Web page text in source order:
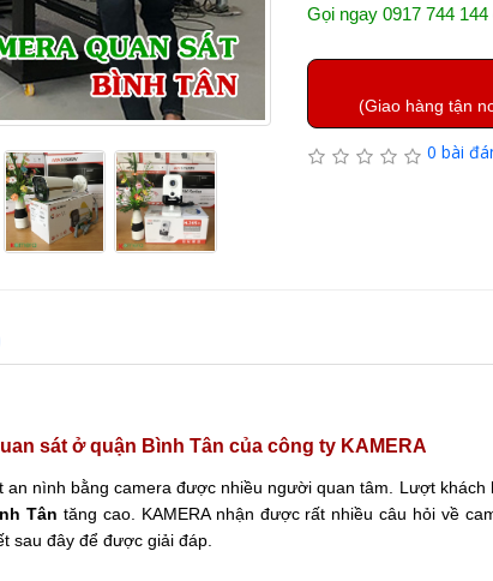
Gọi ngay 0917 744
(Giao hàng tận
0 bài
sát ở quận Bình Tân của công ty KAMERA
Tân tăng cao. KAMERA nhận được rất nhiều câu hỏi về
sau đây để được giải đáp.